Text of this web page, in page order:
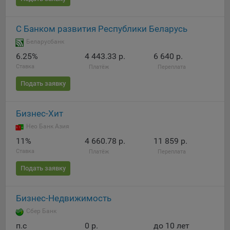
Яндекса рекламная сеть (Yandex Mobile Ads, ADFOX) -
Europe AG, Werftestrasse 4, CH-6005 Luzern, Switzerland.
Google Ads - сервис показа контекстной рекламы,
предоставляемый компанией Google Ireland Ltd, Gordon
House Barrow Street Dublin 4, D04E5W5 Ireland.
С Банком развития Республики Беларусь
Беларусбанк
6.25%
Ставка
4 443.33 р.
Платёж
6 640 р.
Переплата
Подать заявку
Бизнес-Хит
Нео Банк Азия
11%
Ставка
4 660.78 р.
Платёж
11 859 р.
Переплата
Подать заявку
Бизнес-Недвижимость
Сбер Банк
п.c 0 р. до 10 лет